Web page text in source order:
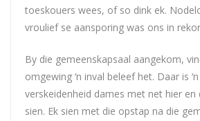
toeskouers wees, of so dink ek.
vroulief se aansporing was ons in
By die gemeenskapsaal aangekom,
omgewing ‘n inval beleef het. Daar is
verskeidenheid dames met net hier en
sien. Ek sien met die opstap na die